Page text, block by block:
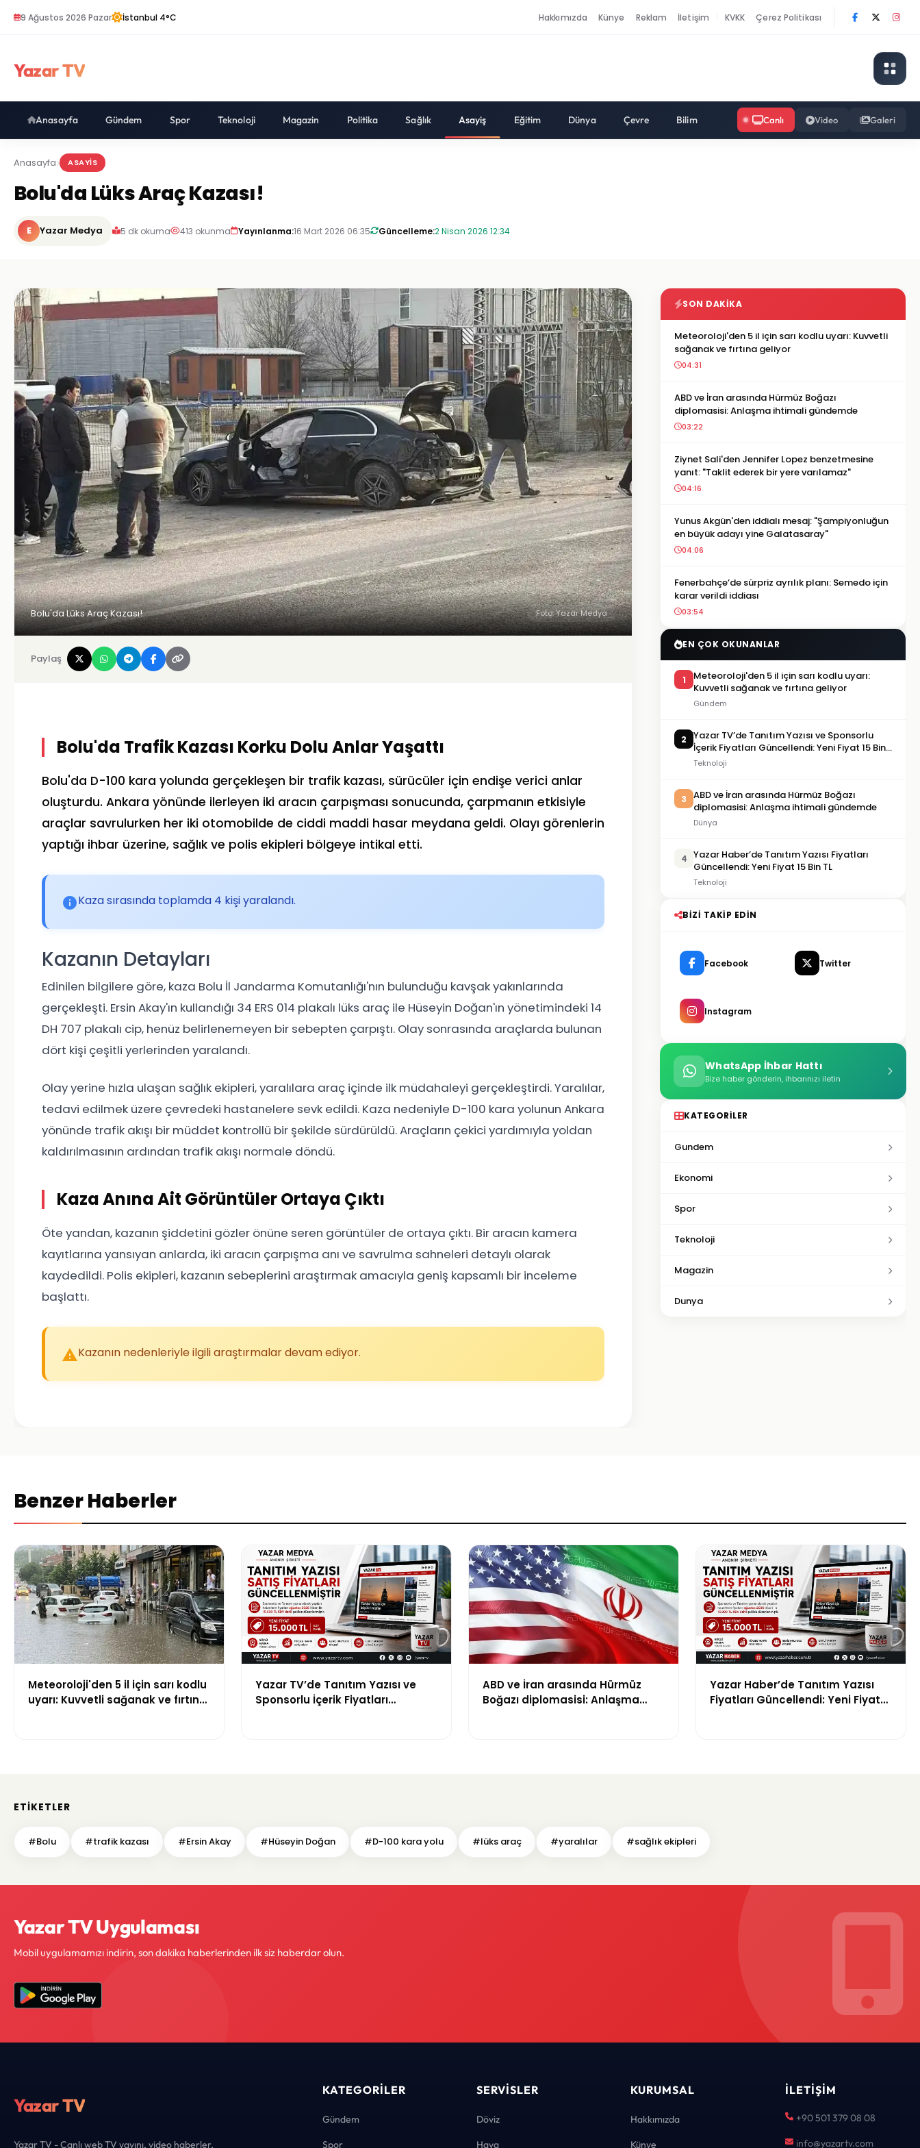
9 Ağustos 2026 Pazar İstanbul 4°C Hakkımızda Künye Reklam İletişim KVKK Çerez Politikası
Yazar TV
Anasayfa Gündem Spor Teknoloji Magazin Politika Sağlık Asayiş Eğitim Dünya Çevre Bilim Canlı Video Galeri
Anasayfa ASAYIS
Bolu'da Lüks Araç Kazası!
E Yazar Medya 5 dk okuma 413 okunma Yayınlanma:16 Mart 2026 06:35 Güncelleme:2 Nisan 2026 12:34
Bolu'da Lüks Araç Kazası! Foto: Yazar Medya
Paylaş
Bolu'da Trafik Kazası Korku Dolu Anlar Yaşattı
Bolu'da D-100 kara yolunda gerçekleşen bir trafik kazası, sürücüler için endişe verici anlar
oluşturdu. Ankara yönünde ilerleyen iki aracın çarpışması sonucunda, çarpmanın etkisiyle
araçlar savrulurken her iki otomobilde de ciddi maddi hasar meydana geldi. Olayı görenlerin
yaptığı ihbar üzerine, sağlık ve polis ekipleri bölgeye intikal etti.
Kaza sırasında toplamda 4 kişi yaralandı.
Kazanın Detayları
Edinilen bilgilere göre, kaza Bolu İl Jandarma Komutanlığı'nın bulunduğu kavşak yakınlarında
gerçekleşti. Ersin Akay'ın kullandığı 34 ERS 014 plakalı lüks araç ile Hüseyin Doğan'ın yönetimindeki 14
DH 707 plakalı cip, henüz belirlenemeyen bir sebepten çarpıştı. Olay sonrasında araçlarda bulunan
dört kişi çeşitli yerlerinden yaralandı.
Olay yerine hızla ulaşan sağlık ekipleri, yaralılara araç içinde ilk müdahaleyi gerçekleştirdi. Yaralılar,
tedavi edilmek üzere çevredeki hastanelere sevk edildi. Kaza nedeniyle D-100 kara yolunun Ankara
yönünde trafik akışı bir müddet kontrollü bir şekilde sürdürüldü. Araçların çekici yardımıyla yoldan
kaldırılmasının ardından trafik akışı normale döndü.
Kaza Anına Ait Görüntüler Ortaya Çıktı
Öte yandan, kazanın şiddetini gözler önüne seren görüntüler de ortaya çıktı. Bir aracın kamera
kayıtlarına yansıyan anlarda, iki aracın çarpışma anı ve savrulma sahneleri detaylı olarak
kaydedildi. Polis ekipleri, kazanın sebeplerini araştırmak amacıyla geniş kapsamlı bir inceleme
başlattı.
Kazanın nedenleriyle ilgili araştırmalar devam ediyor.
SON DAKIKA
Meteoroloji'den 5 il için sarı kodlu uyarı: Kuvvetli
sağanak ve fırtına geliyor
04:31
ABD ve İran arasında Hürmüz Boğazı
diplomasisi: Anlaşma ihtimali gündemde
03:22
Ziynet Sali'den Jennifer Lopez benzetmesine
yanıt: "Taklit ederek bir yere varılamaz"
04:16
Yunus Akgün'den iddialı mesaj: "Şampiyonluğun
en büyük adayı yine Galatasaray"
04:06
Fenerbahçe’de sürpriz ayrılık planı: Semedo için
karar verildi iddiası
03:54
EN ÇOK OKUNANLAR
1
Meteoroloji'den 5 il için sarı kodlu uyarı:
Kuvvetli sağanak ve fırtına geliyor
Gündem
2
Yazar TV’de Tanıtım Yazısı ve Sponsorlu
İçerik Fiyatları Güncellendi: Yeni Fiyat 15 Bin
TL
Teknoloji
3
ABD ve İran arasında Hürmüz Boğazı
diplomasisi: Anlaşma ihtimali gündemde
Dünya
4 Yazar Haber’de Tanıtım Yazısı Fiyatları
Güncellendi: Yeni Fiyat 15 Bin TL
Teknoloji
BIZI TAKIP EDIN
Facebook Twitter
Instagram
WhatsApp İhbar Hattı
Bize haber gönderin, ihbarınızı iletin
KATEGORILER
Gundem
Ekonomi
Spor
Teknoloji
Magazin
Dunya
Benzer Haberler
Meteoroloji'den 5 il için sarı kodlu
uyarı: Kuvvetli sağanak ve fırtına
Yazar TV’de Tanıtım Yazısı ve
Sponsorlu İçerik Fiyatları
ABD ve İran arasında Hürmüz
Boğazı diplomasisi: Anlaşma
Yazar Haber’de Tanıtım Yazısı
Fiyatları Güncellendi: Yeni Fiyat
ETIKETLER
#Bolu #trafik kazası #Ersin Akay #Hüseyin Doğan #D-100 kara yolu #lüks araç #yaralılar #sağlık ekipleri
Yazar TV Uygulaması
Mobil uygulamamızı indirin, son dakika haberlerinden ilk siz haberdar olun.
Yazar TV
Yazar TV - Canlı web TV yayını, video haberler,
KATEGORILER
Gündem
Spor
SERVISLER
Döviz
Hava
KURUMSAL
Hakkımızda
Künye
İLETIŞIM
+90 501 379 08 08
info@yazartv.com